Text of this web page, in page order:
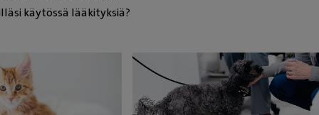
käytössä lääkityksiä?